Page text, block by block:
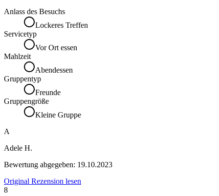
Anlass des Besuchs
Lockeres Treffen
Servicetyp
Vor Ort essen
Mahlzeit
Abendessen
Gruppentyp
Freunde
Gruppengröße
Kleine Gruppe
A
Adele H.
Bewertung abgegeben: 19.10.2023
Original Rezension lesen
8